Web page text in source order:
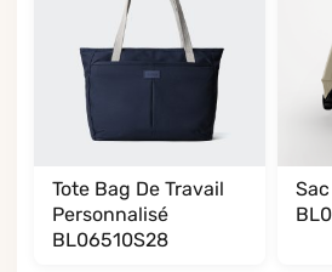
Tote Bag De Travail
Personnalisé
BL06510S28